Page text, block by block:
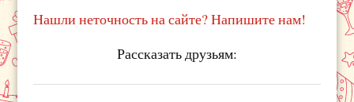
Нашли неточность на сайте? Напишите нам!
Рассказать друзьям: